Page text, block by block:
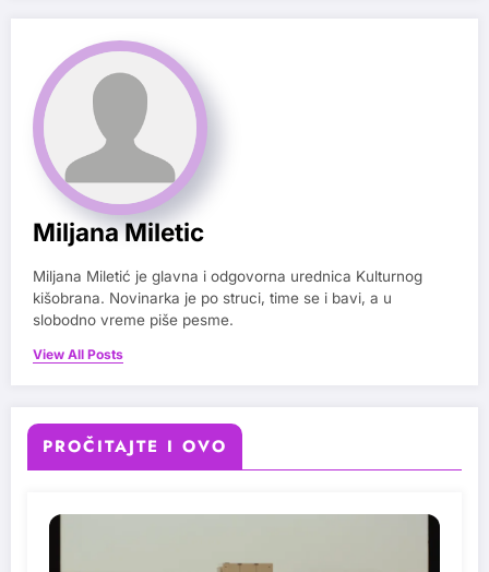
Miljana Miletic
Miljana Miletić je glavna i odgovorna urednica Kulturnog
kišobrana. Novinarka je po struci, time se i bavi, a u
slobodno vreme piše pesme.
View All Posts
PROČITAJTE I OVO